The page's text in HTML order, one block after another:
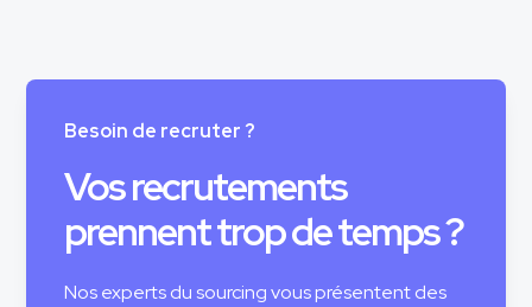
Besoin de recruter ?
Vos recrutements
prennent trop de temps ?
Nos experts du sourcing vous présentent des